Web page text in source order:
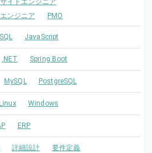
イドエンジニア
ンジニア
PMO
SQL JavaScript
.NET Spring Boot
MySQL PostgreSQL
Linux Windows
ERP
詳細設計 要件定義